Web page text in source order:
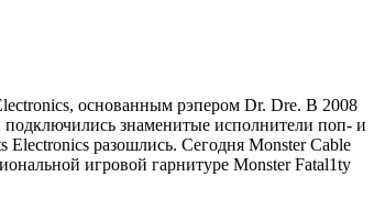
основанным рэпером Dr. Dre. В 2008
подключились знаменитые исполнители поп- и
Electronics разошлись. Сегодня Monster Cable
игровой гарнитуре Monster Fatal1ty